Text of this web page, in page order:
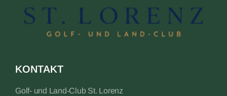
KONTAKT
Golf- und Land-Club St. Lorenz